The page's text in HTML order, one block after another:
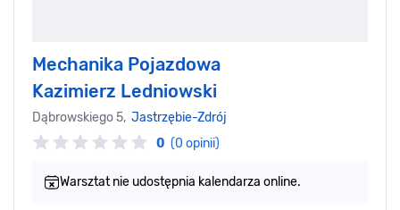
Mechanika Pojazdowa
Kazimierz Ledniowski
Dąbrowskiego 5, Jastrzębie-Zdrój
0 (0 opinii)
Warsztat nie udostępnia kalendarza online.